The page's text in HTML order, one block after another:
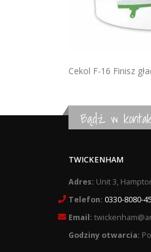
Cekol F-16 Finisz
Bądź w
TWICKENHAM
Adres: Unit 3,
Telefon: 0330-8080-
Email:
Godziny otwarcia: